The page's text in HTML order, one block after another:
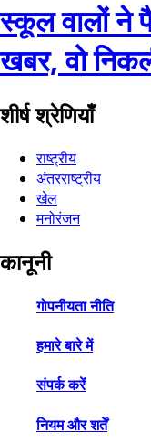
स्कूल वालों ने
खबर, वो
शीर्ष श्रेणियाँ
राष्ट्रीय
अंतरराष्ट्रीय
खेल
मनोरंजन
कानूनी
गोपनीयता नीति
हमारे बारे में
संपर्क करें
नियम और शर्तें